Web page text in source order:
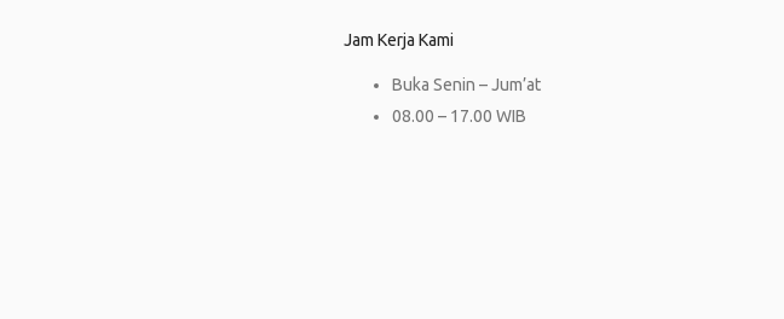
Jam Kerja Kami
Buka Senin – Jum’at
08.00 – 17.00 WIB